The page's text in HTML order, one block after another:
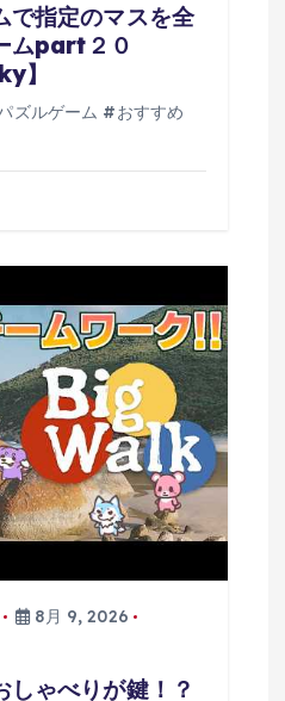
で指定のマスを全
ムpart２０
】
ズルゲーム #おすすめ
8月 9, 2026
しゃべりが鍵！？